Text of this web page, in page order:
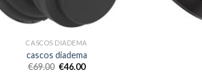
CASCOS DIADEMA
cascos diadema
€69.00 €46.00